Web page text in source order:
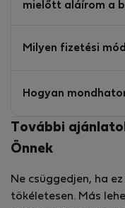
mielőtt aláírom a
Milyen fizetési
Hogyan
További
Önnek
Ne csüggedjen, ha
tökéletesen. Más